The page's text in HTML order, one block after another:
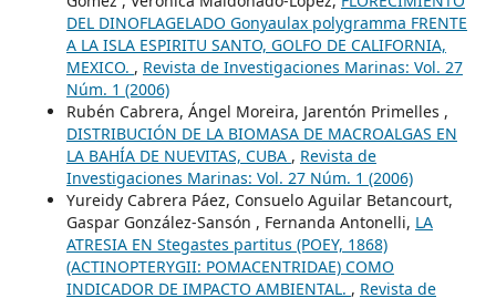
DEL DINOFLAGELADO Gonyaulax polygramma FRENTE
A LA ISLA ESPIRITU SANTO, GOLFO DE CALIFORNIA,
MEXICO. , Revista de Investigaciones Marinas: Vol. 27
Núm. 1 (2006)
Rubén Cabrera, Ángel Moreira, Jarentón Primelles ,
DISTRIBUCIÓN DE LA BIOMASA DE MACROALGAS EN
LA BAHÍA DE NUEVITAS, CUBA , Revista de
Investigaciones Marinas: Vol. 27 Núm. 1 (2006)
Yureidy Cabrera Páez, Consuelo Aguilar Betancourt,
Gaspar González-Sansón , Fernanda Antonelli, LA
ATRESIA EN Stegastes partitus (POEY, 1868)
(ACTINOPTERYGII: POMACENTRIDAE) COMO
INDICADOR DE IMPACTO AMBIENTAL. , Revista de